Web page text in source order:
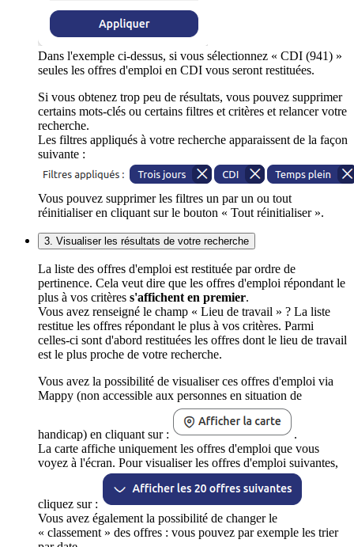
Dans l'exemple ci-dessus, si vous sélectionnez « CDI (941) »
seules les offres d'emploi en CDI vous seront restituées.
Si vous obtenez trop peu de résultats, vous pouvez supprimer
certains mots-clés ou certains filtres et critères et relancer votre
recherche.
Les filtres appliqués à votre recherche apparaissent de la façon
suivante :
Vous pouvez supprimer les filtres un par un ou tout
réinitialiser en cliquant sur le bouton « Tout réinitialiser ».
3. Visualiser les résultats de votre recherche
La liste des offres d'emploi est restituée par ordre de
pertinence. Cela veut dire que les offres d'emploi répondant le
plus à vos critères s'affichent en premier.
Vous avez renseigné le champ « Lieu de travail » ? La liste
restitue les offres répondant le plus à vos critères. Parmi
celles-ci sont d'abord restituées les offres dont le lieu de travail
est le plus proche de votre recherche.
Vous avez la possibilité de visualiser ces offres d'emploi via
Mappy (non accessible aux personnes en situation de
handicap) en cliquant sur :
.
La carte affiche uniquement les offres d'emploi que vous
voyez à l'écran. Pour visualiser les offres d'emploi suivantes,
cliquez sur :
Vous avez également la possibilité de changer le
« classement » des offres : vous pouvez par exemple les trier